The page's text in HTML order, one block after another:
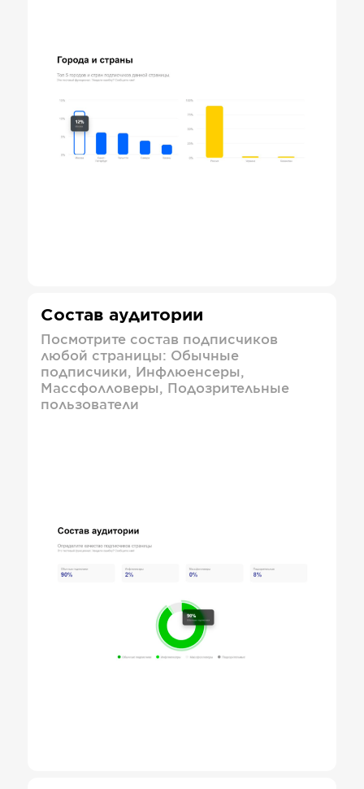
Состав аудитории
Посмотрите состав подписчиков
любой страницы: Обычные
подписчики, Инфлюенсеры,
Массфолловеры, Подозрительные
пользователи